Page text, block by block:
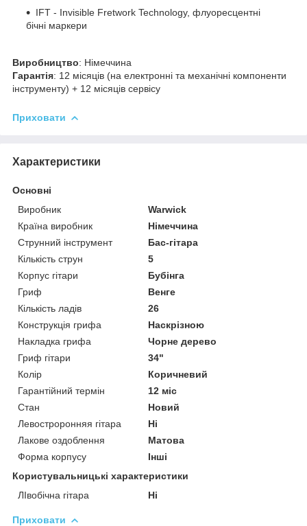
IFT - Invisible Fretwork Technology, флуоресцентні
бічні маркери
Виробництво: Німеччина
Гарантія: 12 місяців (на електронні та механічні компоненти
інструменту) + 12 місяців сервісу
Приховати
Характеристики
Основні
Виробник
Warwick
Країна виробник
Німеччина
Струнний інструмент
Бас-гітара
Кількість струн
5
Корпус гітари
Бубінга
Гриф
Венге
Кількість ладів
26
Конструкція грифа
Наскрізною
Накладка грифа
Чорне дерево
Гриф гітари
34"
Колір
Коричневий
Гарантійний термін
12 міс
Стан
Новий
Левостроронняя гітара
Ні
Лакове оздоблення
Матова
Форма корпусу
Інші
Користувальницькі характеристики
ЛІвобічна гітара
Ні
Приховати